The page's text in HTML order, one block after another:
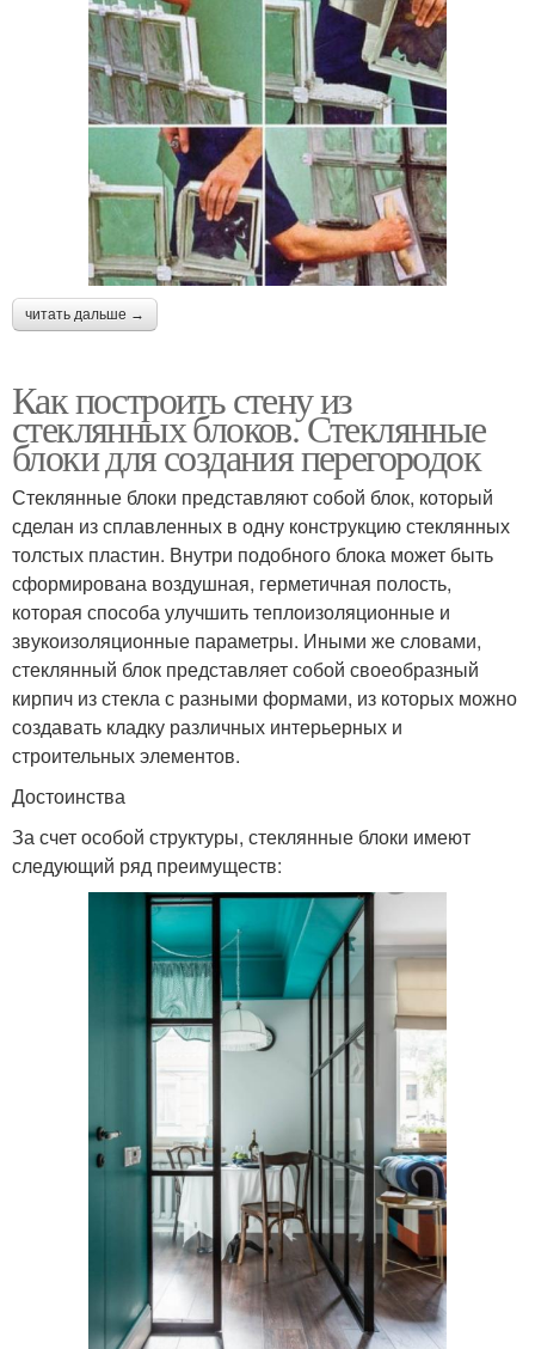
читать дальше →
Как построить стену из
стеклянных блоков. Стеклянные
блоки для создания перегородок
Стеклянные блоки представляют собой блок, который
сделан из сплавленных в одну конструкцию стеклянных
толстых пластин. Внутри подобного блока может быть
сформирована воздушная, герметичная полость,
которая способа улучшить теплоизоляционные и
звукоизоляционные параметры. Иными же словами,
стеклянный блок представляет собой своеобразный
кирпич из стекла с разными формами, из которых можно
создавать кладку различных интерьерных и
строительных элементов.
Достоинства
За счет особой структуры, стеклянные блоки имеют
следующий ряд преимуществ: